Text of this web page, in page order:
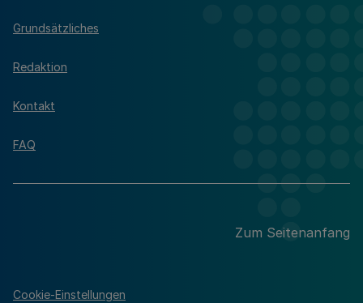
Grundsätzliches
Redaktion
Kontakt
FAQ
Zum Seitenanfang
Cookie-Einstellungen